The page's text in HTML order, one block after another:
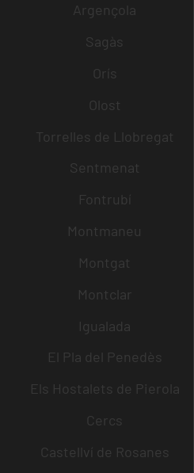
Argençola
Sagàs
Orís
Olost
Torrelles de Llobregat
Sentmenat
Fontrubí
Montmaneu
Montgat
Montclar
Igualada
El Pla del Penedès
Els Hostalets de Pierola
Cercs
Castellví de Rosanes